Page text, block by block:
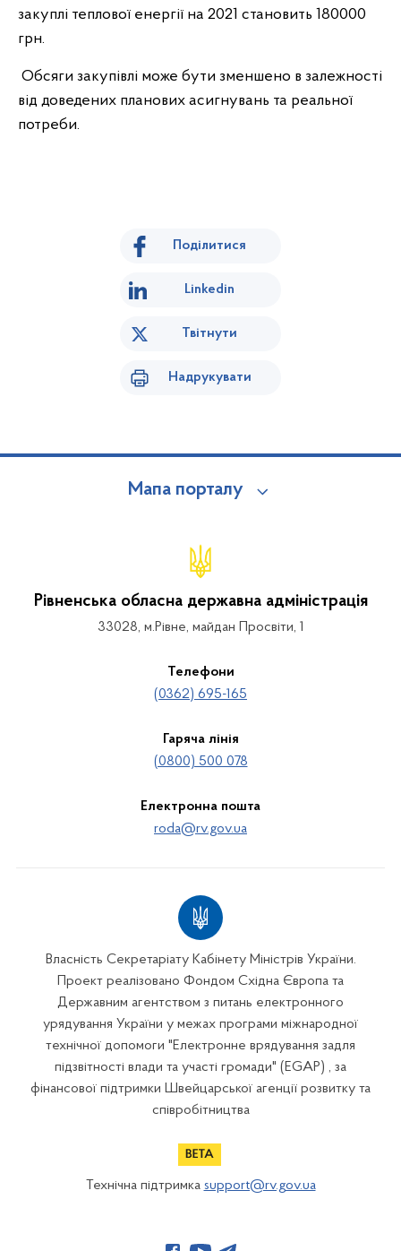
закуплі теплової енергії на 2021 становить 180000
грн.
Обсяги закупівлі може бути зменшено в залежності
від доведених планових асигнувань та реальної
потреби.
Поділитися
Linkedin
Твітнути
Надрукувати
Мапа порталу
Рівненська обласна державна адміністрація
33028, м.Рівне, майдан Просвіти, 1
Телефони
(0362) 695-165
Гаряча лінія
(0800) 500 078
Електронна пошта
roda@rv.gov.ua
Власність Секретаріату Кабінету Міністрів України.
Проект реалізовано Фондом Східна Європа та
Державним агентством з питань електронного
урядування України у межах програми міжнародної
технічної допомоги "Електронне врядування задля
підзвітності влади та участі громади" (EGAP) , за
фінансової підтримки Швейцарської агенції розвитку та
співробітництва
Технічна підтримка support@rv.gov.ua